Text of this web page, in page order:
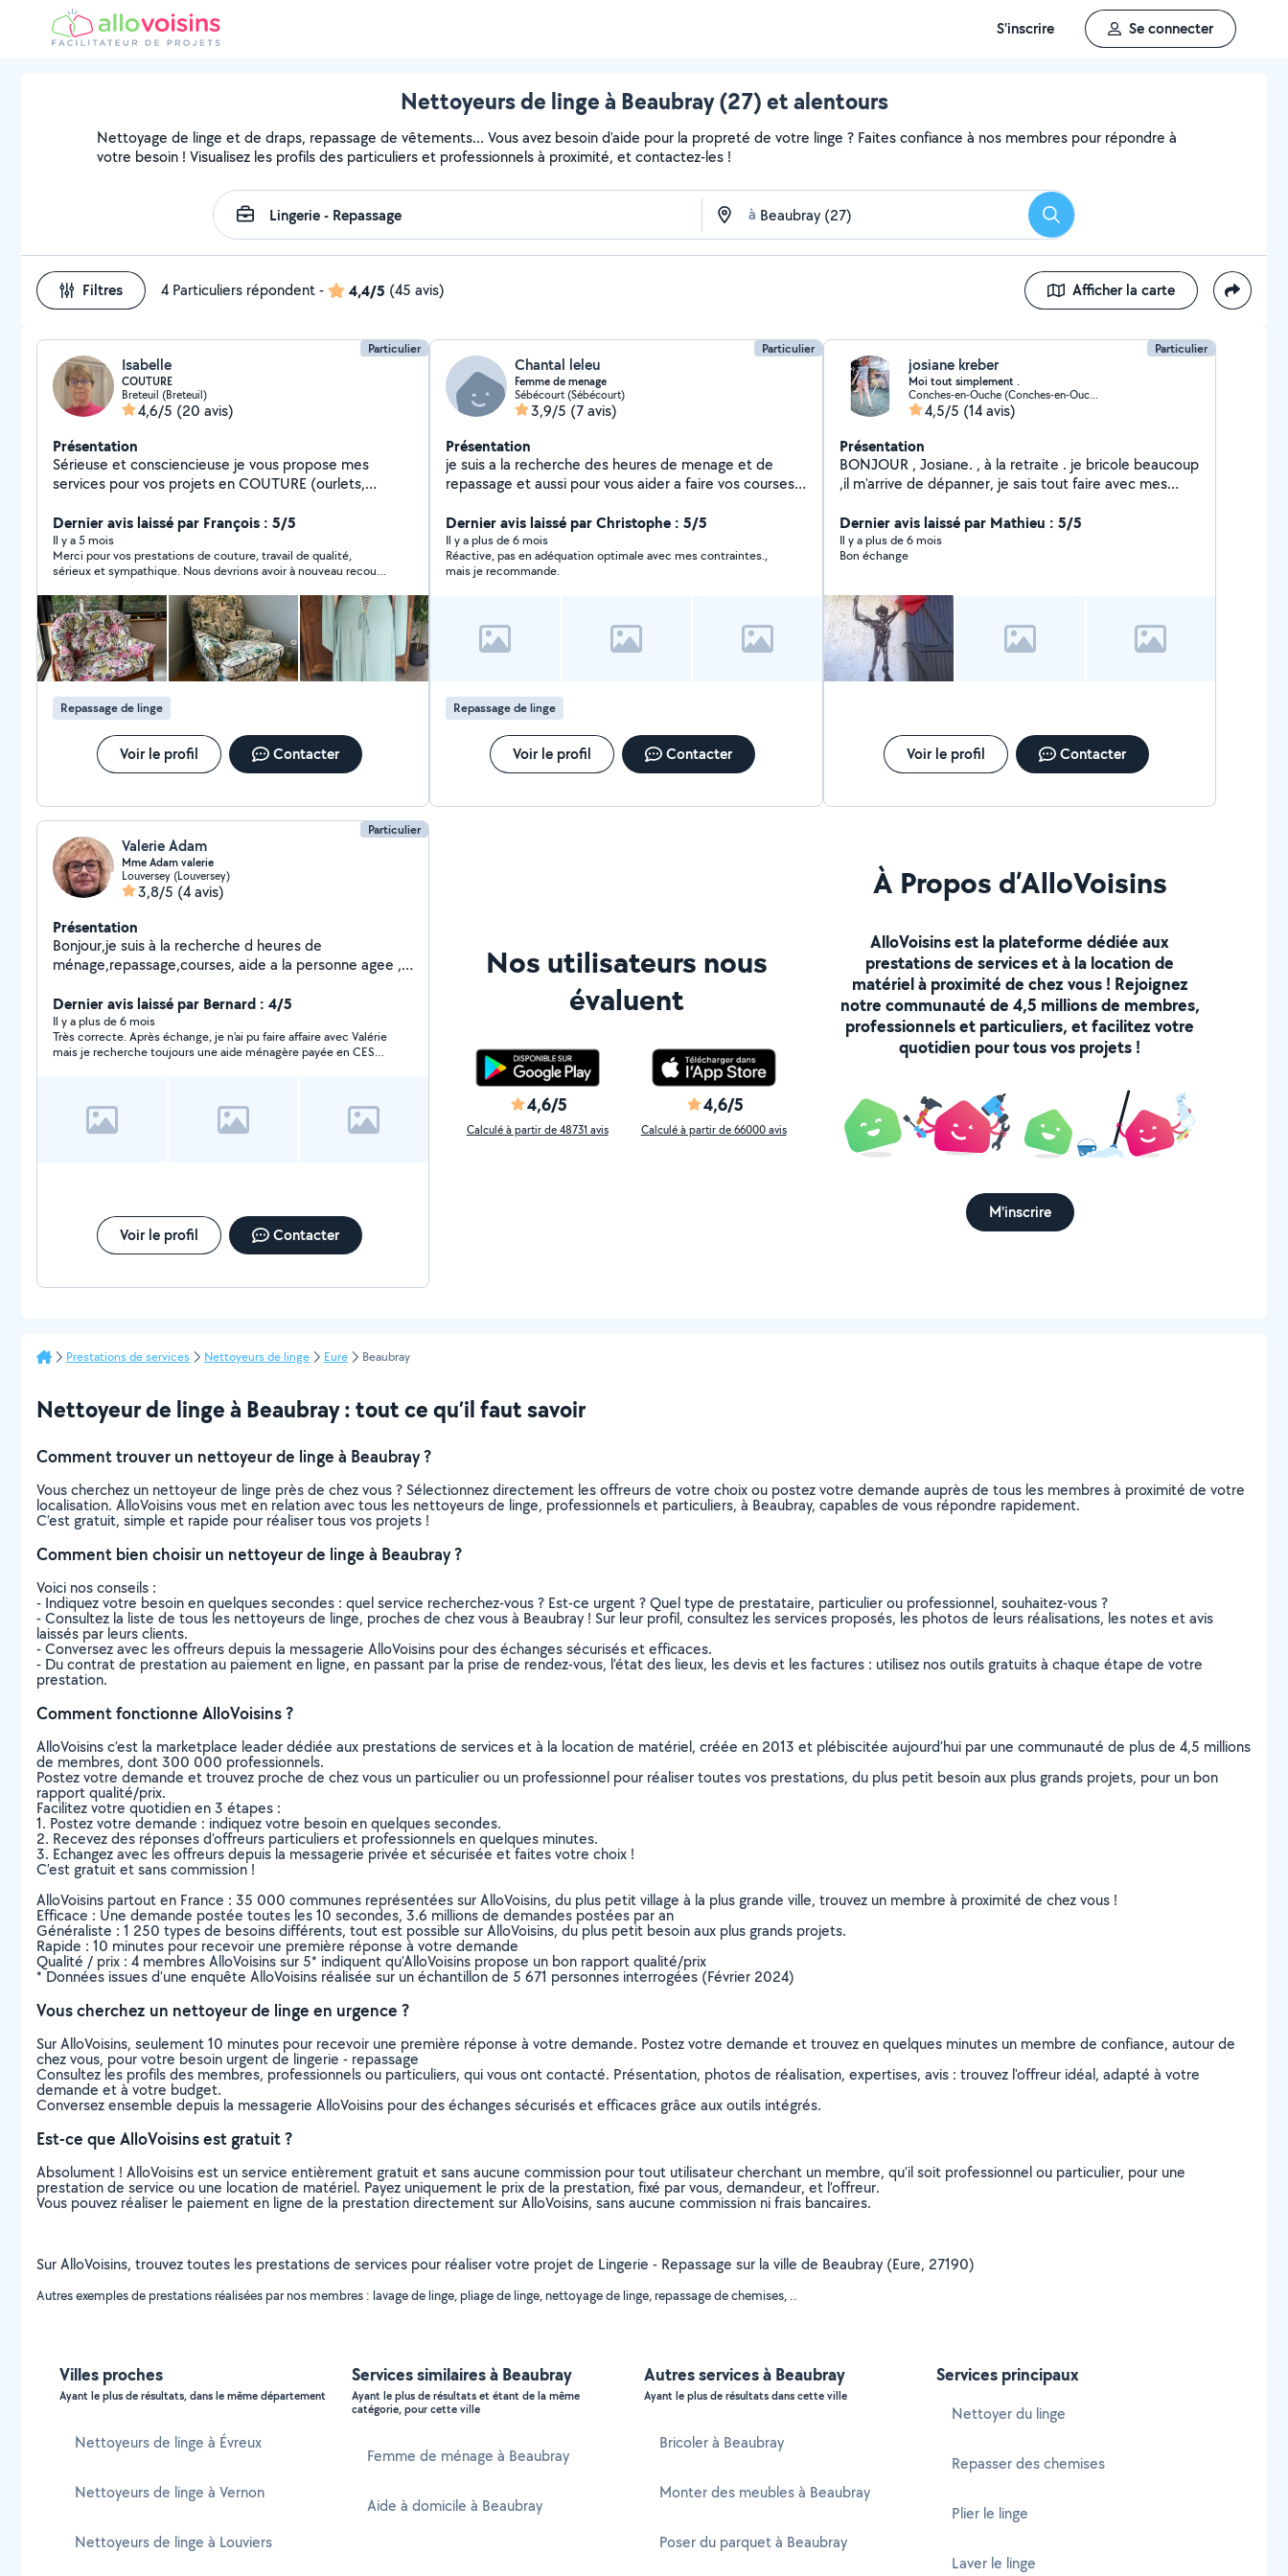
S'inscrire Se connecter
Nettoyeurs de linge à Beaubray (27) et alentours
Nettoyage de linge et de draps, repassage de vêtements... Vous avez besoin d'aide pour la propreté de votre linge ? Faites confiance à nos membres pour répondre à
votre besoin ! Visualisez les profils des particuliers et professionnels à proximité, et contactez-les !
à Rechercher
Filtres 4 Particuliers répondent- 4,4/5 (45 avis) Afficher la carte
Particulier
Isabelle
COUTURE
Breteuil (Breteuil)
4,6/5 (20 avis)
Présentation
Sérieuse et consciencieuse je vous propose mes
services pour vos projets en COUTURE (ourlets,
Dernier avis laissé par François : 5/5
Il y a 5 mois
Merci pour vos prestations de couture, travail de qualité,
sérieux et sympathique. Nous devrions avoir à nouveau recours
Repassage de linge
Voir le profil Contacter
Particulier
Chantal leleu
Femme de menage
Sébécourt (Sébécourt)
3,9/5 (7 avis)
Présentation
je suis a la recherche des heures de menage et de
repassage et aussi pour vous aider a faire vos courses
Dernier avis laissé par Christophe : 5/5
Il y a plus de 6 mois
Réactive, pas en adéquation optimale avec mes contraintes.,
mais je recommande.
Repassage de linge
Voir le profil Contacter
Particulier
josiane kreber
Moi tout simplement .
Conches-en-Ouche (Conches-en-Ouche)
4,5/5 (14 avis)
Présentation
BONJOUR , Josiane. , à la retraite . je bricole beaucoup
,il m'arrive de dépanner, je sais tout faire avec mes
ce moment , pas souvent chez moi , mais je peut me
déplacée . bis bonne journée .
Dernier avis laissé par Mathieu : 5/5
Il y a plus de 6 mois
Bon échange
Voir le profil Contacter
Particulier
Valerie Adam
Mme Adam valerie
Louversey (Louversey)
3,8/5 (4 avis)
Présentation
Bonjour,je suis à la recherche d heures de
ménage,repassage,courses, aide a la personne agee ,
une expérience de 19ans dans cette profession que j
aime énormément. Dans l attente de vous lire..
Cordialement Mme Adam valerie
Dernier avis laissé par Bernard : 4/5
Il y a plus de 6 mois
Très correcte. Après échange, je n'ai pu faire affaire avec Valérie
mais je recherche toujours une aide ménagère payée en CESU
Voir le profil Contacter
Nos utilisateurs nous
évaluent
4,6/5
Calculé à partir de 48731 avis
4,6/5
Calculé à partir de 66000 avis
À Propos d’AlloVoisins
AlloVoisins est la plateforme dédiée aux
prestations de services et à la location de
matériel à proximité de chez vous ! Rejoignez
notre communauté de 4,5 millions de membres,
professionnels et particuliers, et facilitez votre
quotidien pour tous vos projets !
M'inscrire
Prestations de services Nettoyeurs de linge Eure Beaubray
Nettoyeur de linge à Beaubray : tout ce qu’il faut savoir
Comment trouver un nettoyeur de linge à Beaubray ?
Vous cherchez un nettoyeur de linge près de chez vous ? Sélectionnez directement les offreurs de votre choix ou postez votre demande auprès de tous les membres à proximité de votre
localisation. AlloVoisins vous met en relation avec tous les nettoyeurs de linge, professionnels et particuliers, à Beaubray, capables de vous répondre rapidement.
C’est gratuit, simple et rapide pour réaliser tous vos projets !
Comment bien choisir un nettoyeur de linge à Beaubray ?
Voici nos conseils :
- Indiquez votre besoin en quelques secondes : quel service recherchez-vous ? Est-ce urgent ? Quel type de prestataire, particulier ou professionnel, souhaitez-vous ?
- Consultez la liste de tous les nettoyeurs de linge, proches de chez vous à Beaubray ! Sur leur profil, consultez les services proposés, les photos de leurs réalisations, les notes et avis
laissés par leurs clients.
- Conversez avec les offreurs depuis la messagerie AlloVoisins pour des échanges sécurisés et efficaces.
- Du contrat de prestation au paiement en ligne, en passant par la prise de rendez-vous, l’état des lieux, les devis et les factures : utilisez nos outils gratuits à chaque étape de votre
prestation.
Comment fonctionne AlloVoisins ?
AlloVoisins c’est la marketplace leader dédiée aux prestations de services et à la location de matériel, créée en 2013 et plébiscitée aujourd’hui par une communauté de plus de 4,5 millions
de membres, dont 300 000 professionnels.
Postez votre demande et trouvez proche de chez vous un particulier ou un professionnel pour réaliser toutes vos prestations, du plus petit besoin aux plus grands projets, pour un bon
rapport qualité/prix.
Facilitez votre quotidien en 3 étapes :
1. Postez votre demande : indiquez votre besoin en quelques secondes.
2. Recevez des réponses d’offreurs particuliers et professionnels en quelques minutes.
3. Echangez avec les offreurs depuis la messagerie privée et sécurisée et faites votre choix !
C’est gratuit et sans commission !
AlloVoisins partout en France : 35 000 communes représentées sur AlloVoisins, du plus petit village à la plus grande ville, trouvez un membre à proximité de chez vous !
Efficace : Une demande postée toutes les 10 secondes, 3.6 millions de demandes postées par an
Généraliste : 1 250 types de besoins différents, tout est possible sur AlloVoisins, du plus petit besoin aux plus grands projets.
Rapide : 10 minutes pour recevoir une première réponse à votre demande
Qualité / prix : 4 membres AlloVoisins sur 5* indiquent qu’AlloVoisins propose un bon rapport qualité/prix
* Données issues d’une enquête AlloVoisins réalisée sur un échantillon de 5 671 personnes interrogées (Février 2024)
Vous cherchez un nettoyeur de linge en urgence ?
Sur AlloVoisins, seulement 10 minutes pour recevoir une première réponse à votre demande. Postez votre demande et trouvez en quelques minutes un membre de confiance, autour de
chez vous, pour votre besoin urgent de lingerie - repassage
Consultez les profils des membres, professionnels ou particuliers, qui vous ont contacté. Présentation, photos de réalisation, expertises, avis : trouvez l'offreur idéal, adapté à votre
demande et à votre budget.
Conversez ensemble depuis la messagerie AlloVoisins pour des échanges sécurisés et efficaces grâce aux outils intégrés.
Est-ce que AlloVoisins est gratuit ?
Absolument ! AlloVoisins est un service entièrement gratuit et sans aucune commission pour tout utilisateur cherchant un membre, qu’il soit professionnel ou particulier, pour une
prestation de service ou une location de matériel. Payez uniquement le prix de la prestation, fixé par vous, demandeur, et l’offreur.
Vous pouvez réaliser le paiement en ligne de la prestation directement sur AlloVoisins, sans aucune commission ni frais bancaires.
Sur AlloVoisins, trouvez toutes les prestations de services pour réaliser votre projet de Lingerie - Repassage sur la ville de Beaubray (Eure, 27190)
Autres exemples de prestations réalisées par nos membres : lavage de linge, pliage de linge, nettoyage de linge, repassage de chemises, ..
Villes proches
Ayant le plus de résultats, dans le même département
Nettoyeurs de linge à Évreux
Nettoyeurs de linge à Vernon
Nettoyeurs de linge à Louviers
Services similaires à Beaubray
Ayant le plus de résultats et étant de la même
catégorie, pour cette ville
Femme de ménage à Beaubray
Aide à domicile à Beaubray
Autres services à Beaubray
Ayant le plus de résultats dans cette ville
Bricoler à Beaubray
Monter des meubles à Beaubray
Poser du parquet à Beaubray
Services principaux
Nettoyer du linge
Repasser des chemises
Plier le linge
Laver le linge